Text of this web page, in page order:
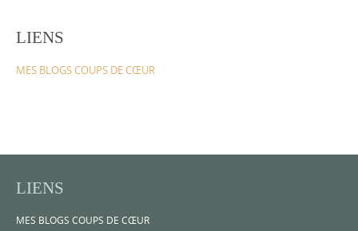
LIENS
MES BLOGS COUPS DE CŒUR
LIENS
MES BLOGS COUPS DE CŒUR